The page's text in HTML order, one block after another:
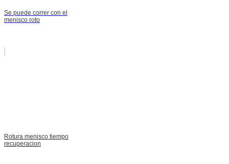
Se puede correr con el
menisco roto
Rotura menisco tiempo
recuperacion